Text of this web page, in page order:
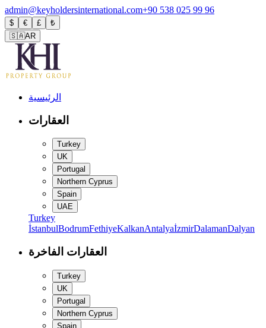
admin@keyholdersinternational.com+90 538 025 99 96
$ € £
₺
🇸🇦AR
الرئيسية
العقارات
Turkey
UK
Portugal
Northern Cyprus
Spain
UAE
Turkey
İstanbulBodrumFethiyeKalkanAntalyaİzmirDalamanDalyan
العقارات الفاخرة
Turkey
UK
Portugal
Northern Cyprus
Spain